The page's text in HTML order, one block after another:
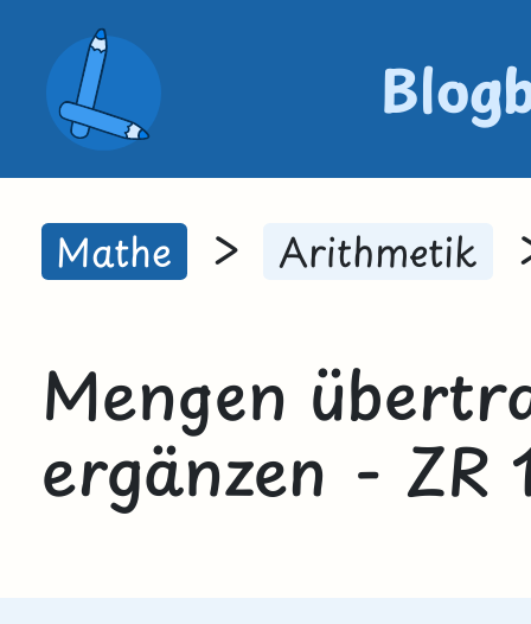
Mathe > Arithmetik
Mengen
ergänzen - ZR